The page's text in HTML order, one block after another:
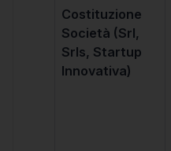
Costituzione
Società (Srl,
Srls, Startup
Innovativa)